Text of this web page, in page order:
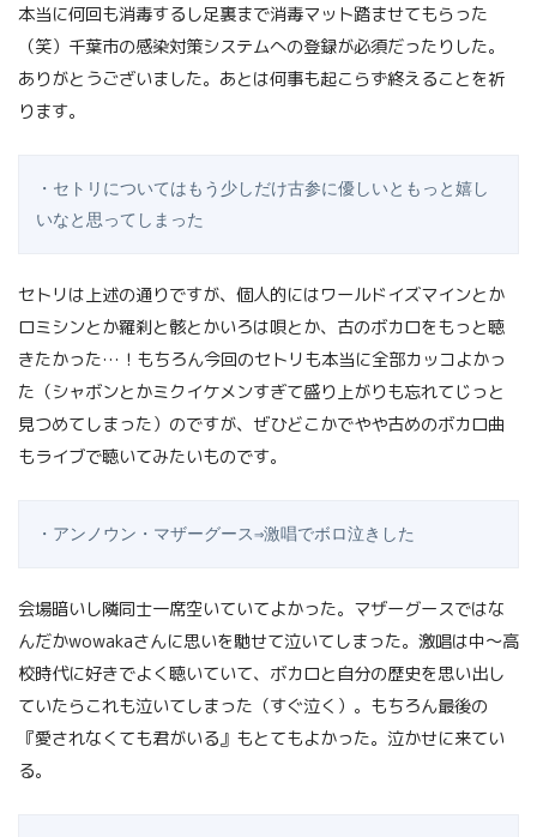
本当に何回も消毒するし足裏まで消毒マット踏ませてもらった
（笑）千葉市の感染対策システムへの登録が必須だったりした。
ありがとうございました。あとは何事も起こらず終えることを祈
ります。
・セトリについてはもう少しだけ古参に優しいともっと嬉し
いなと思ってしまった
セトリは上述の通りですが、個人的にはワールドイズマインとか
ロミシンとか羅刹と骸とかいろは唄とか、古のボカロをもっと聴
きたかった…！もちろん今回のセトリも本当に全部カッコよかっ
た（シャボンとかミクイケメンすぎて盛り上がりも忘れてじっと
見つめてしまった）のですが、ぜひどこかでやや古めのボカロ曲
もライブで聴いてみたいものです。
・アンノウン・マザーグース⇒激唱でボロ泣きした
会場暗いし隣同士一席空いていてよかった。マザーグースではな
んだかwowakaさんに思いを馳せて泣いてしまった。激唱は中～高
校時代に好きでよく聴いていて、ボカロと自分の歴史を思い出し
ていたらこれも泣いてしまった（すぐ泣く）。もちろん最後の
『愛されなくても君がいる』もとてもよかった。泣かせに来てい
る。